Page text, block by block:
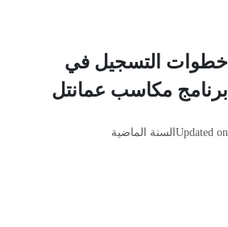
خطوات التسجيل في
برنامج مكاسب عمانتل
Updated onالسنة الماضية